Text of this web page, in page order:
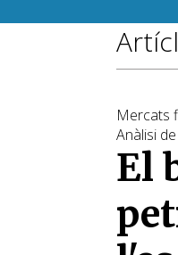
Mercats
Anàlisi
El